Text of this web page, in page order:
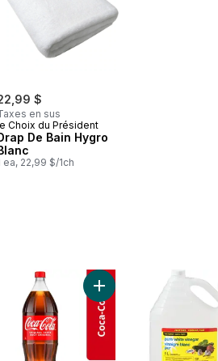
$
en sus
Choix du Président
De Bain Hygro
ea, 22,99 $/1ch
Lait homogénéisé. 3.25 % au panier
Ajouter Cola Bouteille